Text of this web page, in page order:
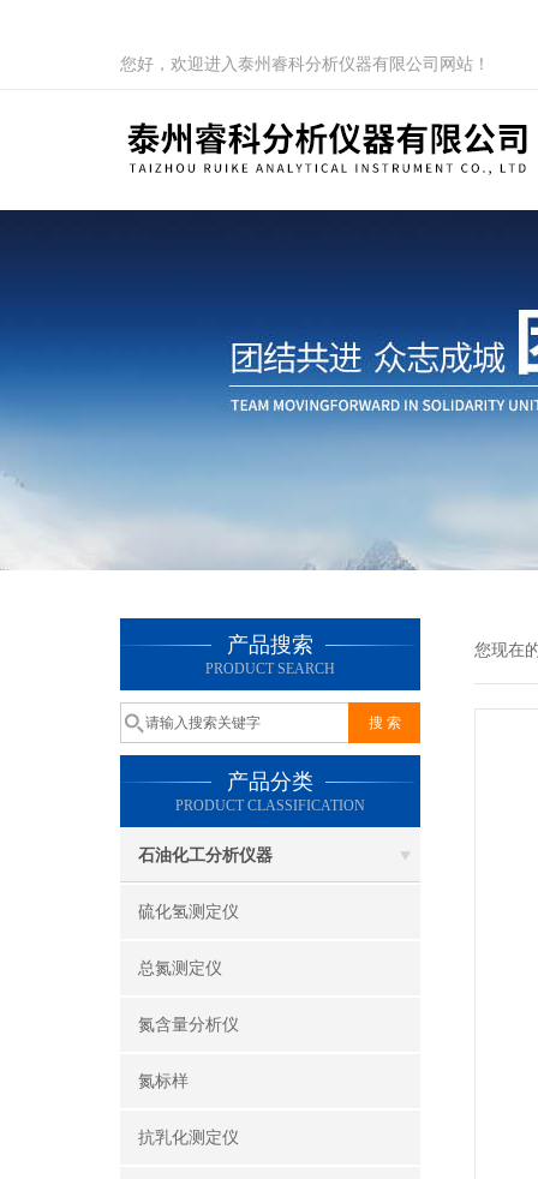
您好，欢迎进入泰州睿科分析仪器有限公司网站！
产品搜索
PRODUCT SEARCH
产品分类
PRODUCT CLASSIFICATION
石油化工分析仪器
硫化氢测定仪
总氮测定仪
氮含量分析仪
氮标样
抗乳化测定仪
您现在